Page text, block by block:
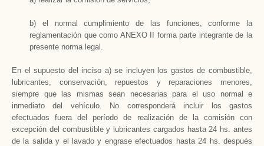
b) el normal cumplimiento de las funciones, conforme la
reglamentación que como ANEXO II forma parte integrante de la
presente norma legal.
En el supuesto del inciso a) se incluyen los gastos de combustible,
lubricantes, conservación, repuestos y reparaciones menores,
siempre que las mismas sean necesarias para el uso normal e
inmediato del vehículo. No corresponderá incluir los gastos
efectuados fuera del período de realización de la comisión con
excepción del combustible y lubricantes cargados hasta 24 hs. antes
de la salida y el lavado y engrase efectuados hasta 24 hs. después